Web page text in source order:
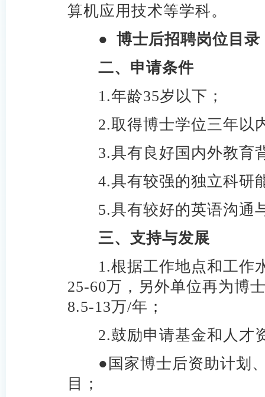
算机应用技术等学科。
● 博士后招聘岗位目录
二、申请条件
1.年龄35岁以下；
2.取得博士学位三年以
3.具有良好国内外教育
4.具有较强的独立科研
5.具有较好的英语沟通
三、支持与发展
1.根据工作地点和工作
25-60万，另外单位再为博
8.5-13万/年；
2.鼓励申请基金和人才
● 国家博士后资助计划
目；